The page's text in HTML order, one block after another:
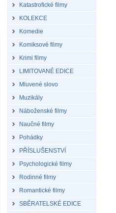
Katastrofické filmy
KOLEKCE
Komedie
Komiksové filmy
Krimi filmy
LIMITOVANÉ EDICE
Mluvené slovo
Muzikály
Náboženské filmy
Naučné filmy
Pohádky
PŘÍSLUŠENSTVÍ
Psychologické filmy
Rodinné filmy
Romantické filmy
SBĚRATELSKÉ EDICE